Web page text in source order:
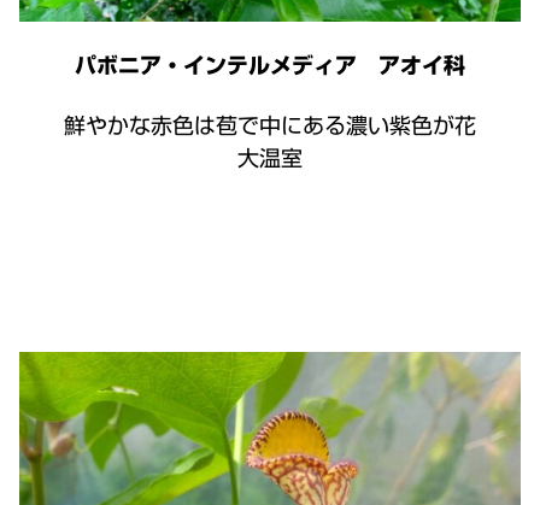
パボニア・インテルメディア アオイ科
鮮やかな赤色は苞で中にある濃い紫色が花
大温室